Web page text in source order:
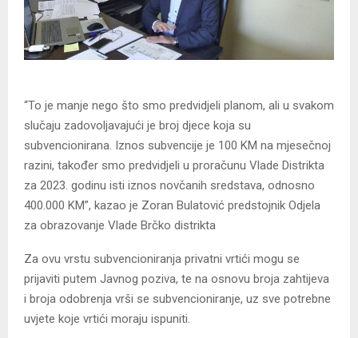
“To je manje nego što smo predvidjeli planom, ali u svakom
slučaju zadovoljavajući je broj djece koja su
subvencionirana. Iznos subvencije je 100 KM na mjesečnoj
razini, također smo predvidjeli u proračunu Vlade Distrikta
za 2023. godinu isti iznos novčanih sredstava, odnosno
400.000 KM”, kazao je Zoran Bulatović predstojnik Odjela
za obrazovanje Vlade Brčko distrikta
Za ovu vrstu subvencioniranja privatni vrtići mogu se
prijaviti putem Javnog poziva, te na osnovu broja zahtijeva
i broja odobrenja vrši se subvencioniranje, uz sve potrebne
uvjete koje vrtići moraju ispuniti.